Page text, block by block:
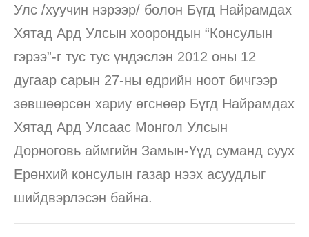
Улс /хуучин нэрээр/ болон Бүгд Найрамдах
Хятад Ард Улсын хоорондын “Консулын
гэрээ”-г тус тус үндэслэн 2012 оны 12
дугаар сарын 27-ны өдрийн ноот бичгээр
зөвшөөрсөн хариу өгснөөр Бүгд Найрамдах
Хятад Ард Улсаас Монгол Улсын
Дорноговь аймгийн Замын-Үүд суманд суух
Ерөнхий консулын газар нээх асуудлыг
шийдвэрлэсэн байна.